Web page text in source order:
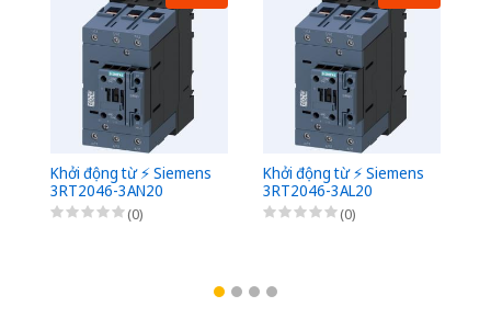
Khởi động từ ⚡️ Siemens
3RT2046-3AN20
(0)
Khởi động từ ⚡️ Siemens
3RT2046-3AL20
(0)